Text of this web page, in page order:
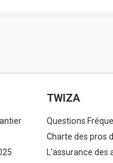
TWIZA
Questions
Charte des pros
L'assurance des